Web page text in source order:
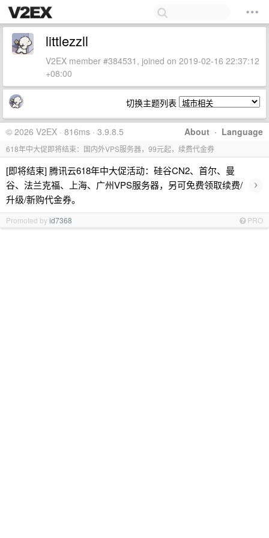
littlezzll
V2EX member #384531, joined on 2019-02-16 22:37:12
+08:00
切换主题列表
About · Language
© 2026 V2EX · 816ms · 3.9.8.5
618年中大促即将结束：国内外VPS服务器，99元起，续费代金券
[即将结束] 腾讯云618年中大促活动：硅谷CN2、首尔、曼
谷、法兰克福、上海、广州VPS服务器，另可免费领取续费/
升级/新购代金券。
›
Promoted byid7368 PRO